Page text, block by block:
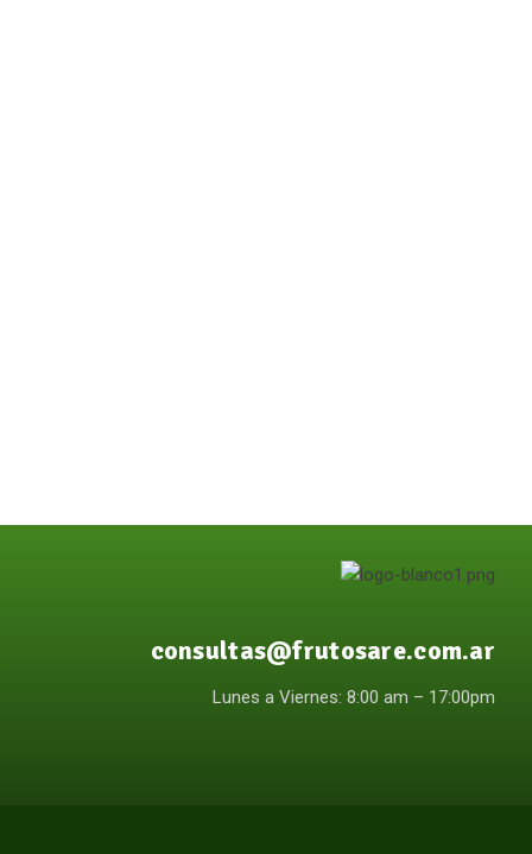
consultas@frutosare.com.ar
Lunes a Viernes: 8:00 am – 17:00pm